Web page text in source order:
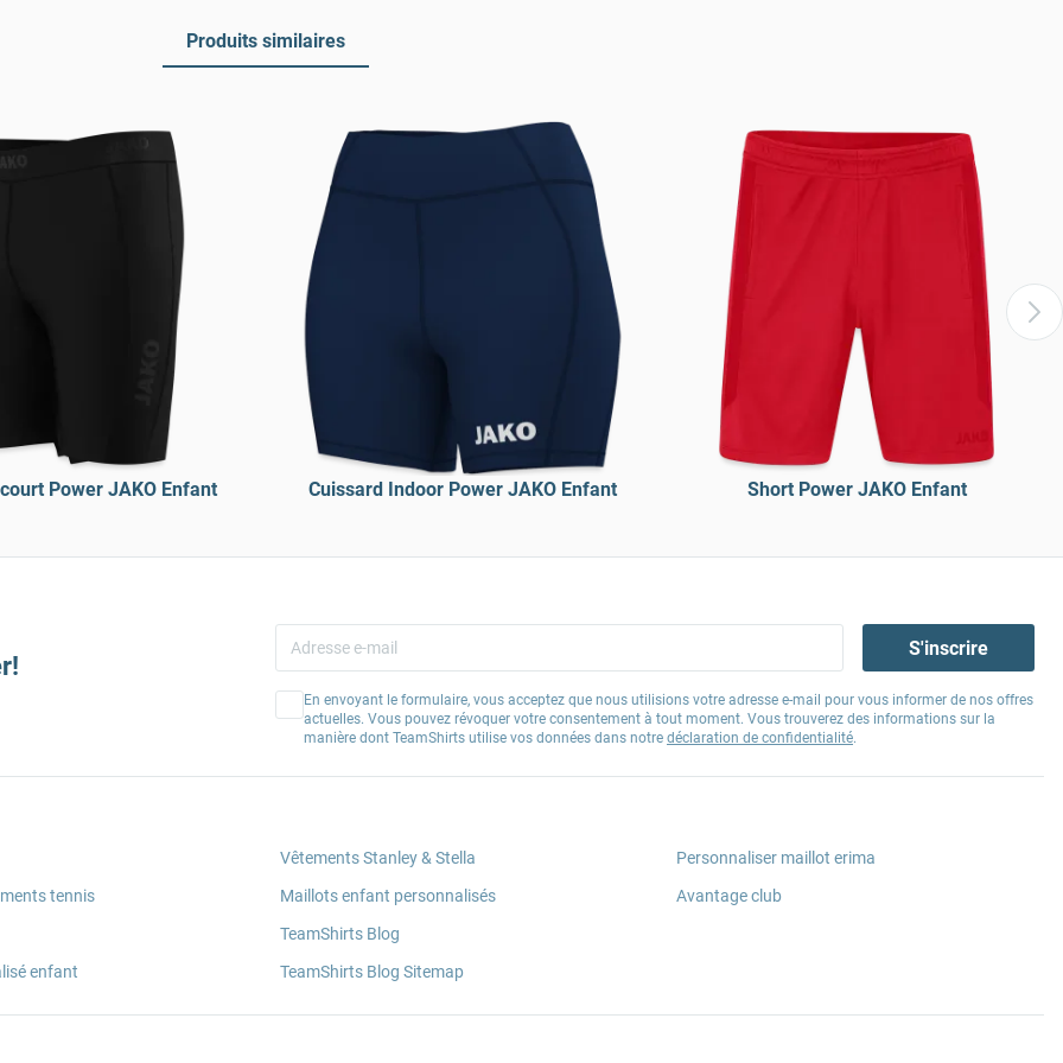
Produits similaires
Power JAKO Enfant Cuissard Indoor Power JAKO Enfant Short Power JAKO Enfant
S'inscrire
En envoyant le formulaire, vous acceptez que nous utilisions votre adresse e-mail pour vous informer de nos offres
actuelles. Vous pouvez révoquer votre consentement à tout moment. Vous trouverez des informations sur la
manière dont TeamShirts utilise vos données dans notre déclaration de confidentialité.
tennis
enfant
Vêtements Stanley & Stella
Maillots enfant personnalisés
TeamShirts Blog
TeamShirts Blog Sitemap
Personnaliser maillot erima
Avantage club